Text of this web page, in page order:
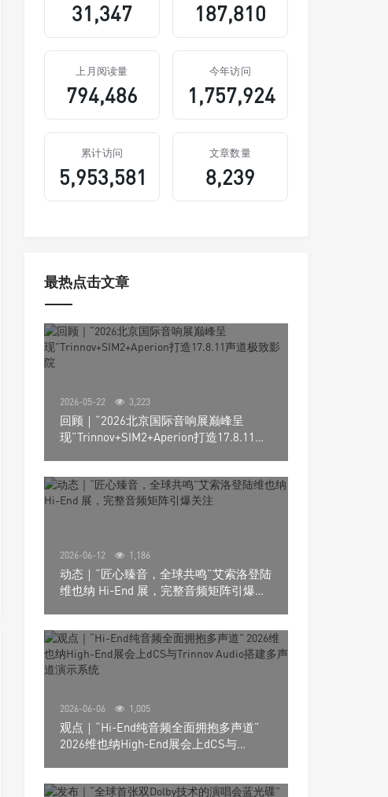
31,347 187,810
上月阅读量
794,486
今年访问
1,757,924
累计访问
5,953,581
文章数量
8,239
最热点击文章
2026-05-22 3,223
回顾｜“2026北京国际音响展巅峰呈
现”Trinnov+SIM2+Aperion打造17.8.11声
2026-06-12 1,186
动态｜“匠心臻音，全球共鸣”艾索洛登陆
维也纳 Hi-End 展，完整音频矩阵引爆关
2026-06-06 1,005
观点｜“Hi-End纯音频全面拥抱多声道”
2026维也纳High-End展会上dCS与